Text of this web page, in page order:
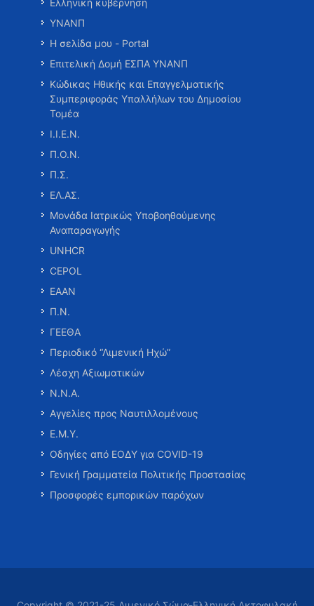
Ελληνική κυβέρνηση
ΥΝΑΝΠ
Η σελίδα μου - Portal
Επιτελική Δομή ΕΣΠΑ ΥΝΑΝΠ
Κώδικας Ηθικής και Επαγγελματικής
Συμπεριφοράς Υπαλλήλων του Δημοσίου
Τομέα
Ι.Ι.Ε.Ν.
Π.Ο.Ν.
Π.Σ.
ΕΛ.ΑΣ.
Μονάδα Ιατρικώς Υποβοηθούμενης
Αναπαραγωγής
UNHCR
CEPOL
ΕΑΑΝ
Π.Ν.
ΓΕΕΘΑ
Περιοδικό “Λιμενική Ηχώ”
Λέσχη Αξιωματικών
Ν.Ν.Α.
Αγγελίες προς Ναυτιλλομένους
Ε.Μ.Υ.
Οδηγίες από ΕΟΔΥ για COVID-19
Γενική Γραμματεία Πολιτικής Προστασίας
Προσφορές εμπορικών παρόχων